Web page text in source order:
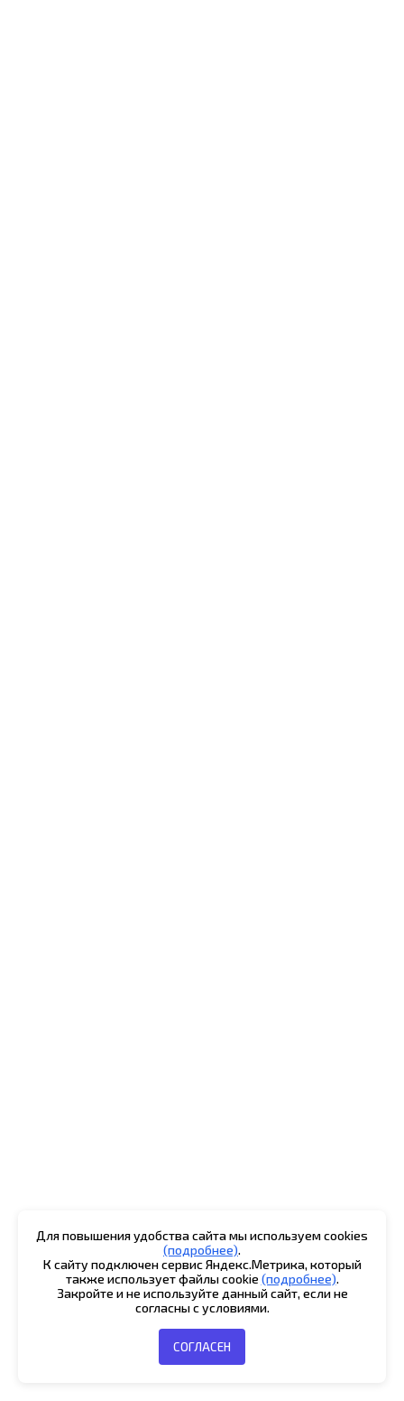
Для повышения удобства сайта мы используем cookies
(подробнее).
К сайту подключен сервис Яндекс.Метрика, который
также использует файлы cookie (подробнее).
Закройте и не используйте данный сайт, если не
согласны с условиями.
СОГЛАСЕН